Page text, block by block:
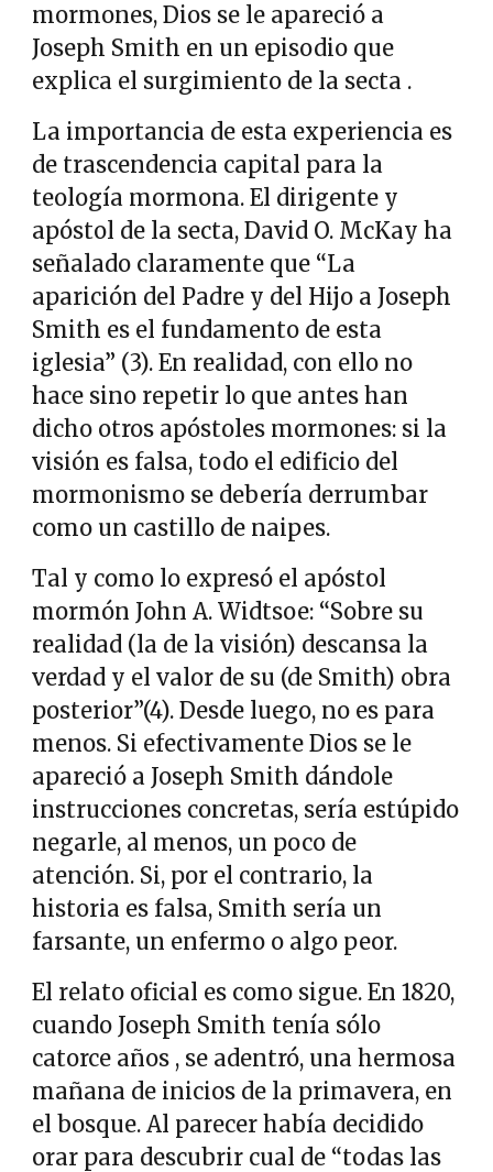
mormones, Dios se le apareció a
Joseph Smith en un episodio que
explica el surgimiento de la secta .
La importancia de esta experiencia es
de trascendencia capital para la
teología mormona. El dirigente y
apóstol de la secta, David O. McKay ha
señalado claramente que “La
aparición del Padre y del Hijo a Joseph
Smith es el fundamento de esta
iglesia” (3). En realidad, con ello no
hace sino repetir lo que antes han
dicho otros apóstoles mormones: si la
visión es falsa, todo el edificio del
mormonismo se debería derrumbar
como un castillo de naipes.
Tal y como lo expresó el apóstol
mormón John A. Widtsoe: “Sobre su
realidad (la de la visión) descansa la
verdad y el valor de su (de Smith) obra
posterior”(4). Desde luego, no es para
menos. Si efectivamente Dios se le
apareció a Joseph Smith dándole
instrucciones concretas, sería estúpido
negarle, al menos, un poco de
atención. Si, por el contrario, la
historia es falsa, Smith sería un
farsante, un enfermo o algo peor.
El relato oficial es como sigue. En 1820,
cuando Joseph Smith tenía sólo
catorce años , se adentró, una hermosa
mañana de inicios de la primavera, en
el bosque. Al parecer había decidido
orar para descubrir cual de “todas las